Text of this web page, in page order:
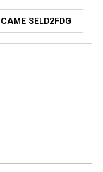
CAME SELD2FDG